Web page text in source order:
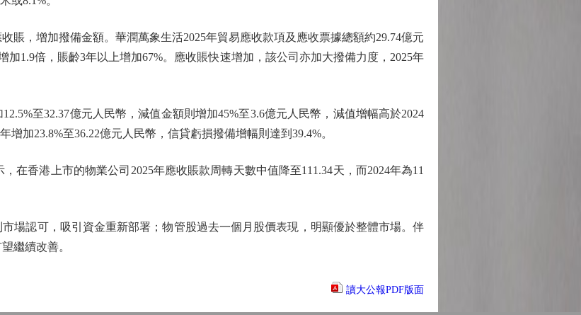
，增加撥備金額。華潤萬象生活2025年貿易應收款項及應收票據總額約29.74億元
加1.9倍，賬齡3年以上增加67%。應收賬快速增加，該公司亦加大撥備力度，2025年
至32.37億元人民幣，減值金額則增加45%至3.6億元人民幣，減值增幅高於2024
增加23.8%至36.22億元人民幣，信貸虧損撥備增幅則達到39.4%。
香港上市的物業公司2025年應收賬款周轉天數中值降至111.34天，而2024年為11
認可，吸引資金重新部署；物管股過去一個月股價表現，明顯優於整體市場。伴
繼續改善。
讀大公報PDF版面